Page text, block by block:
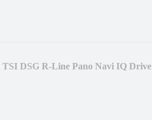
TSI DSG R-Line Pano Navi IQ Drive